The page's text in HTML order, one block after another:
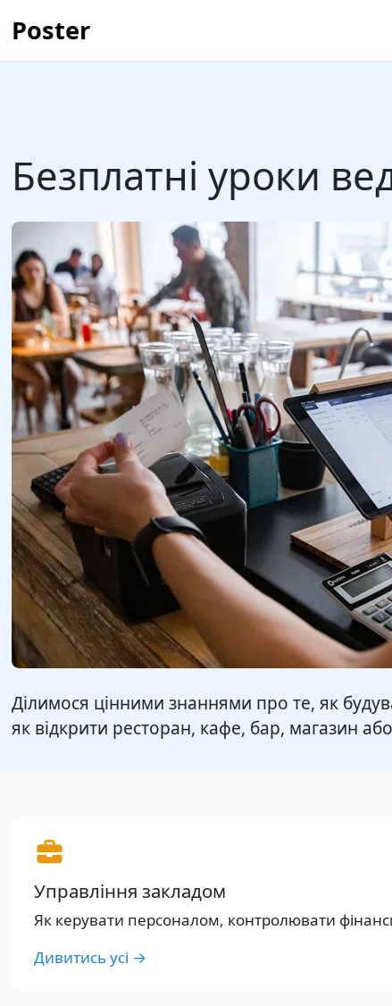
Poster
Безплатні уроки
Ділимося цінними знаннями про те, як
як відкрити ресторан, кафе, бар, магазин
Управління закладом
Як керувати персоналом, контролювати
Дивитись усі →